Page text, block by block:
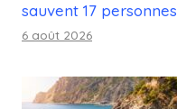
sauvent 17 personnes
6 août 2026